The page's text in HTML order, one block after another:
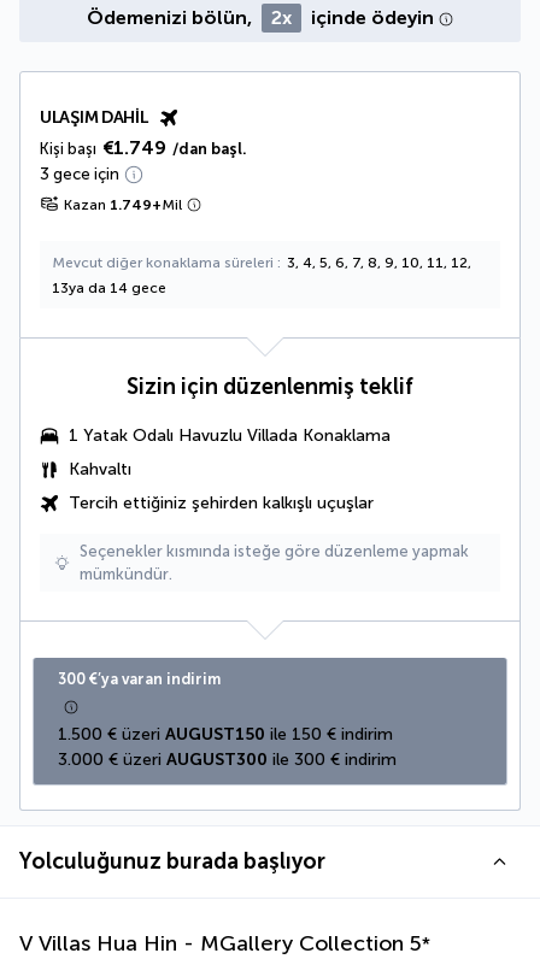
Ödemenizi bölün, 2x içinde ödeyin
ULAŞIM DAHIL
Kişi başı €1.749 /dan başl.
3 gece için
Kazan 1.749+Mil
Mevcut diğer konaklama süreleri
3, 4, 5, 6, 7, 8, 9, 10, 11, 12,
13ya da 14 gece
Sizin için düzenlenmiş teklif
1 Yatak Odalı Havuzlu Villada Konaklama
Kahvaltı
Tercih ettiğiniz şehirden kalkışlı uçuşlar
Seçenekler kısmında isteğe göre düzenleme yapmak
mümkündür.
300 €’ya varan indirim
1.500 € üzeri AUGUST150 ile 150 € indirim
3.000 € üzeri AUGUST300 ile 300 € indirim
Yolculuğunuz burada başlıyor
V Villas Hua Hin - MGallery Collection 5*